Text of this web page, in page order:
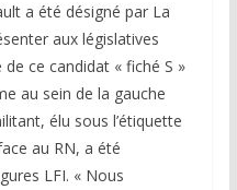
a été désigné par La
aux législatives
de ce candidat « fiché S »
au sein de la gauche
élu sous l’étiquette
au RN, a été
LFI. « Nous